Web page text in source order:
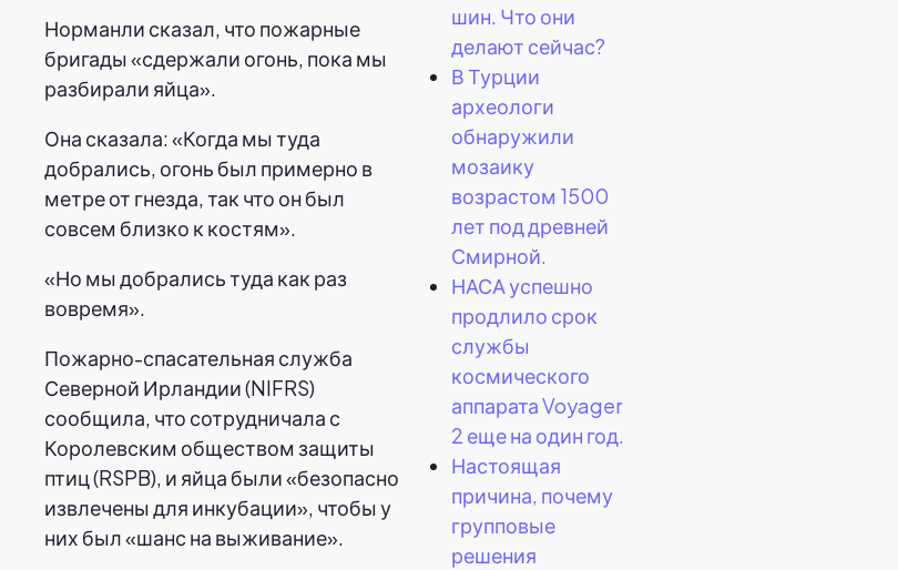
Норманли сказал, что пожарные
бригады «сдержали огонь, пока мы
разбирали яйца».
Она сказала: «Когда мы туда
добрались, огонь был примерно в
метре от гнезда, так что он был
совсем близко к костям».
«Но мы добрались туда как раз
вовремя».
Пожарно-спасательная служба
Северной Ирландии (NIFRS)
сообщила, что сотрудничала с
Королевским обществом защиты
птиц (RSPB), и яйца были «безопасно
извлечены для инкубации», чтобы у
них был «шанс на выживание».
шин. Что они
делают сейчас?
В Турции
археологи
обнаружили
мозаику
возрастом 1500
лет под древней
Смирной.
НАСА успешно
продлило срок
службы
космического
аппарата Voyager
2 еще на один год.
Настоящая
причина, почему
групповые
решения